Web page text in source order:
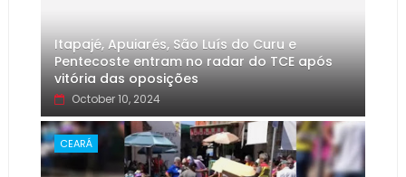
Itapajé, Apuiarés, São Luís do Curu e
Pentecoste entram no radar do TCE após
vitória das oposições
October 10, 2024
CEARÁ